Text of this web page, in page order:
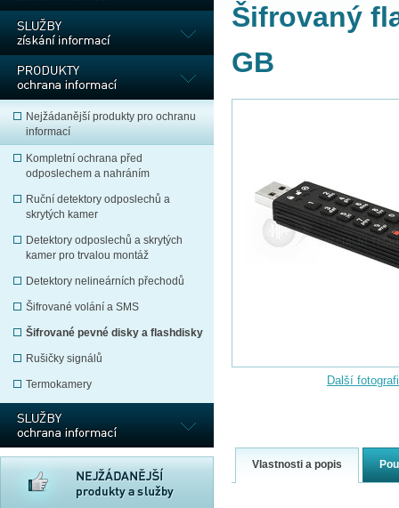
Nejžádanější produkty pro ochranu
informací
Kompletní ochrana před
odposlechem a nahráním
Ruční detektory odposlechů a
skrytých kamer
Detektory odposlechů a skrytých
kamer pro trvalou montáž
Detektory nelineárních přechodů
Šifrované volání a SMS
Šifrované pevné disky a flashdisky
Rušičky signálů
Termokamery
Šifrovaný
GB
Další
Vlastnosti a popis